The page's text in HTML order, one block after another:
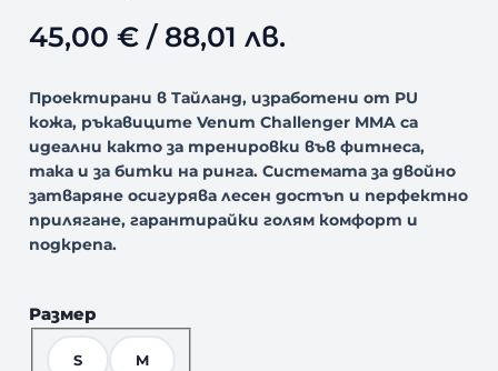
45,00 €/ 88,01 лв.
Проектирани в Тайланд, изработени от PU
кожа, ръкавиците Venum Challenger MMA са
идеални както за тренировки във фитнеса,
така и за битки на ринга. Системата за двойно
затваряне осигурява лесен достъп и перфектно
прилягане, гарантирайки голям комфорт и
подкрепа.
Размер
S M